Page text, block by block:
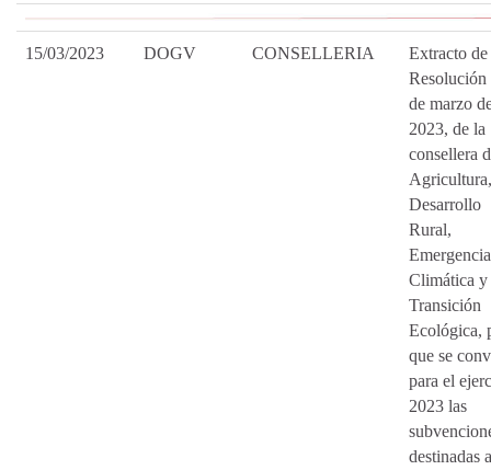
15/03/2023 DOGV CONSELLERIA
Extracto de
Resolución
de marzo
2023, de la
consellera
Agricultura,
Desarrollo
Rural,
Emergencia
Climática y
Transición
Ecológica,
que se
para el
2023 las
destinadas a